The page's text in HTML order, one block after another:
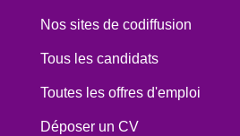
Nos sites de codiffusion
Tous les candidats
Toutes les offres d'emploi
Déposer un CV